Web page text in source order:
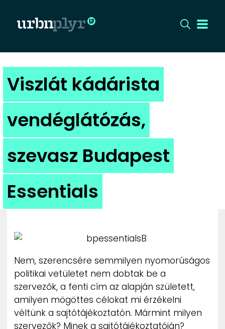
CÍMLAP
DIZÁJN
DIVAT
HIP
KULT
UTCA
ZENE
MÉDIAAJÁNLAT
IMPRESSZUM
PR-ARCHÍVUM
ADATKEZELÉSI TÁJÉKOZTATÓ
Viszlát kádárista
vendéglátózás,
szevasz Budapest
Essentials
Nem, szerencsére semmilyen nyomorúságos
politikai vetületet nem dobtak be a
szervezők, a fenti cím az alapján született,
amilyen mögöttes célokat mi érzékelni
véltünk a sajtótájékoztatón. Mármint milyen
szervezők? Minek a sajtótájékoztatóján?